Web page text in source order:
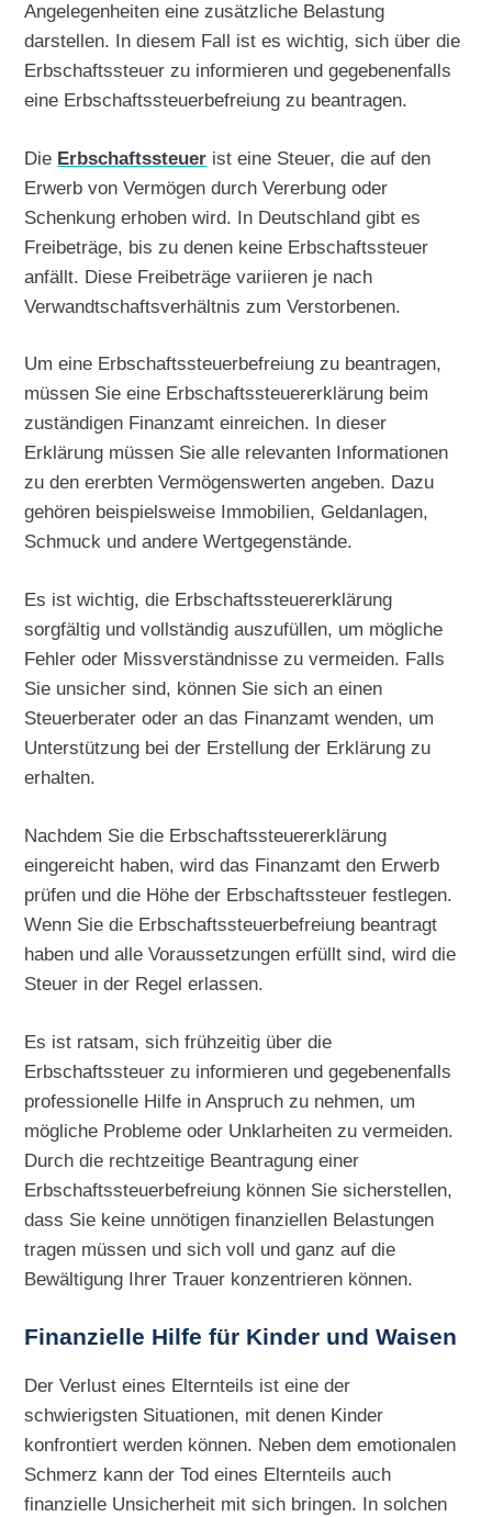
Angelegenheiten eine zusätzliche Belastung
darstellen. In diesem Fall ist es wichtig, sich über die
Erbschaftssteuer zu informieren und gegebenenfalls
eine Erbschaftssteuerbefreiung zu beantragen.
Die Erbschaftssteuer ist eine Steuer, die auf den
Erwerb von Vermögen durch Vererbung oder
Schenkung erhoben wird. In Deutschland gibt es
Freibeträge, bis zu denen keine Erbschaftssteuer
anfällt. Diese Freibeträge variieren je nach
Verwandtschaftsverhältnis zum Verstorbenen.
Um eine Erbschaftssteuerbefreiung zu beantragen,
müssen Sie eine Erbschaftssteuererklärung beim
zuständigen Finanzamt einreichen. In dieser
Erklärung müssen Sie alle relevanten Informationen
zu den ererbten Vermögenswerten angeben. Dazu
gehören beispielsweise Immobilien, Geldanlagen,
Schmuck und andere Wertgegenstände.
Es ist wichtig, die Erbschaftssteuererklärung
sorgfältig und vollständig auszufüllen, um mögliche
Fehler oder Missverständnisse zu vermeiden. Falls
Sie unsicher sind, können Sie sich an einen
Steuerberater oder an das Finanzamt wenden, um
Unterstützung bei der Erstellung der Erklärung zu
erhalten.
Nachdem Sie die Erbschaftssteuererklärung
eingereicht haben, wird das Finanzamt den Erwerb
prüfen und die Höhe der Erbschaftssteuer festlegen.
Wenn Sie die Erbschaftssteuerbefreiung beantragt
haben und alle Voraussetzungen erfüllt sind, wird die
Steuer in der Regel erlassen.
Es ist ratsam, sich frühzeitig über die
Erbschaftssteuer zu informieren und gegebenenfalls
professionelle Hilfe in Anspruch zu nehmen, um
mögliche Probleme oder Unklarheiten zu vermeiden.
Durch die rechtzeitige Beantragung einer
Erbschaftssteuerbefreiung können Sie sicherstellen,
dass Sie keine unnötigen finanziellen Belastungen
tragen müssen und sich voll und ganz auf die
Bewältigung Ihrer Trauer konzentrieren können.
Finanzielle Hilfe für Kinder und Waisen
Der Verlust eines Elternteils ist eine der
schwierigsten Situationen, mit denen Kinder
konfrontiert werden können. Neben dem emotionalen
Schmerz kann der Tod eines Elternteils auch
finanzielle Unsicherheit mit sich bringen. In solchen